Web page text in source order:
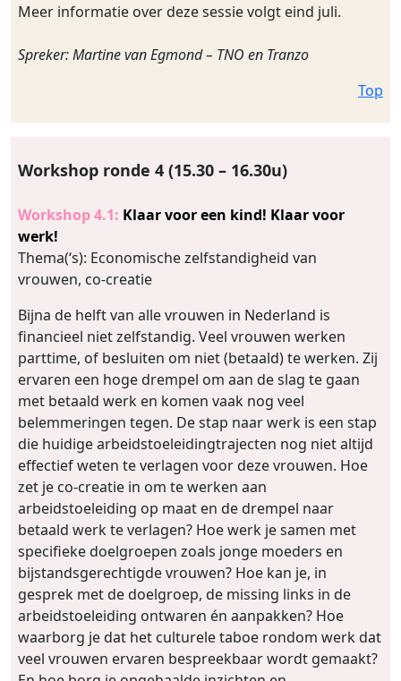
Meer informatie over deze sessie volgt eind juli.
Spreker: Martine van Egmond – TNO en Tranzo
Top
Workshop ronde 4 (15.30 – 16.30u)
Workshop 4.1: Klaar voor een kind! Klaar voor
werk!
Thema(‘s): Economische zelfstandigheid van
vrouwen, co-creatie
Bijna de helft van alle vrouwen in Nederland is
financieel niet zelfstandig. Veel vrouwen werken
parttime, of besluiten om niet (betaald) te werken. Zij
ervaren een hoge drempel om aan de slag te gaan
met betaald werk en komen vaak nog veel
belemmeringen tegen. De stap naar werk is een stap
die huidige arbeidstoeleidingtrajecten nog niet altijd
effectief weten te verlagen voor deze vrouwen. Hoe
zet je co-creatie in om te werken aan
arbeidstoeleiding op maat en de drempel naar
betaald werk te verlagen? Hoe werk je samen met
specifieke doelgroepen zoals jonge moeders en
bijstandsgerechtigde vrouwen? Hoe kan je, in
gesprek met de doelgroep, de missing links in de
arbeidstoeleiding ontwaren én aanpakken? Hoe
waarborg je dat het culturele taboe rondom werk dat
veel vrouwen ervaren bespreekbaar wordt gemaakt?